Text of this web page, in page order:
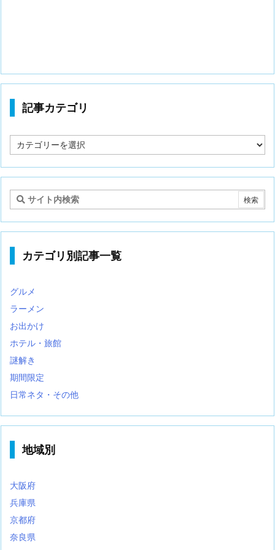
記事カテゴリ
事
テ
リ
カテゴリ別記事一覧
グルメ
ラーメン
お出かけ
ホテル・旅館
謎解き
期間限定
日常ネタ・その他
地域別
大阪府
兵庫県
京都府
奈良県